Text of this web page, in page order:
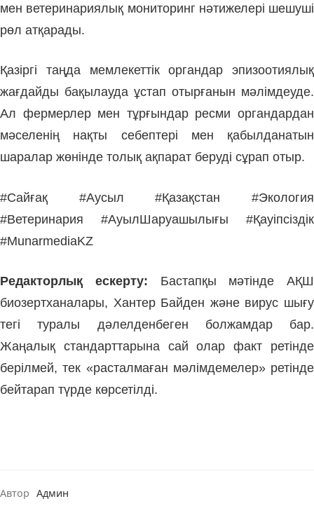
мен ветеринариялық мониторинг нәтижелері шешуші
рөл атқарады.
Қазіргі таңда мемлекеттік органдар эпизоотиялық
жағдайды бақылауда ұстап отырғанын мәлімдеуде.
Ал фермерлер мен тұрғындар ресми органдардан
мәселенің нақты себептері мен қабылданатын
шаралар жөнінде толық ақпарат беруді сұрап отыр.
#Сайғақ #Аусыл #Қазақстан #Экология
#Ветеринария #АуылШаруашылығы #Қауіпсіздік
#MunarmediaKZ
Редакторлық ескерту: Бастапқы мәтінде АҚШ
биозертханалары, Хантер Байден және вирус шығу
тегі туралы дәлелденбеген болжамдар бар.
Жаңалық стандарттарына сай олар факт ретінде
берілмей, тек «расталмаған мәлімдемелер» ретінде
бейтарап түрде көрсетілді.
Автор Админ